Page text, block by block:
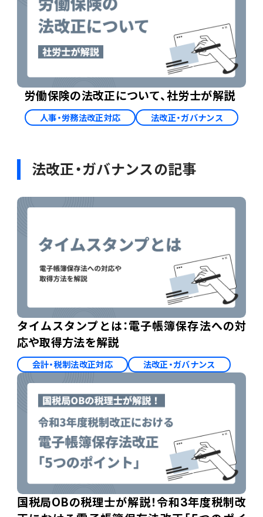
労働保険の法改正について、社労士が解説
人事・労務法改正対応 法改正・ガバナンス
法改正・ガバナンスの記事
タイムスタンプとは：電子帳簿保存法への対
応や取得方法を解説
会計・税制法改正対応 法改正・ガバナンス
国税局OBの税理士が解説！令和3年度税制改